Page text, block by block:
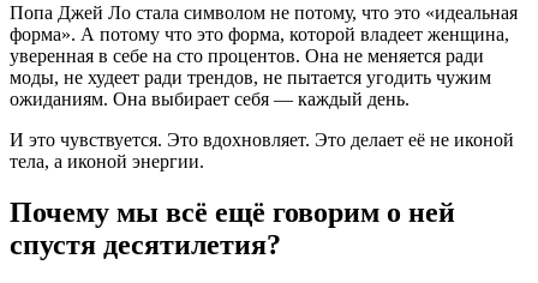
Попа Джей Ло стала символом не потому, что это «идеальная
форма». А потому что это форма, которой владеет женщина,
уверенная в себе на сто процентов. Она не меняется ради
моды, не худеет ради трендов, не пытается угодить чужим
ожиданиям. Она выбирает себя — каждый день.
И это чувствуется. Это вдохновляет. Это делает её не иконой
тела, а иконой энергии.
Почему мы всё ещё говорим о ней
спустя десятилетия?